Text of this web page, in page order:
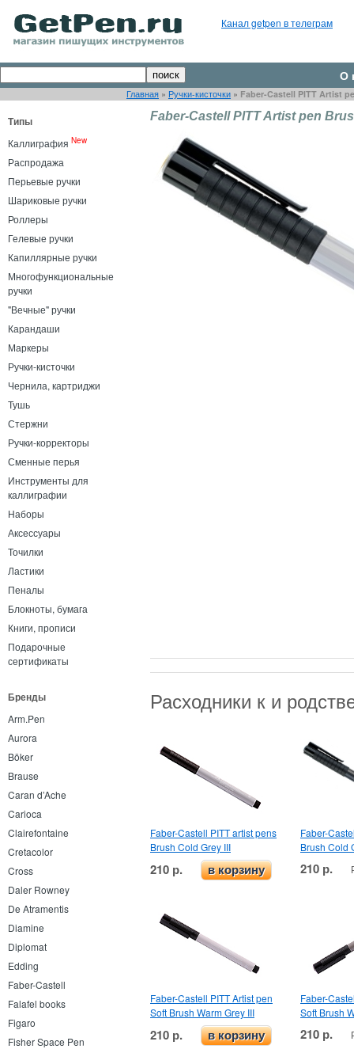
Канал getpen в телеграм
О
Главная » Ручки-кисточки » Faber-Castell PITT Artist
Типы
Каллиграфия New
Распродажа
Перьевые ручки
Шариковые ручки
Роллеры
Гелевые ручки
Капиллярные ручки
Многофункциональные
ручки
"Вечные" ручки
Карандаши
Маркеры
Ручки-кисточки
Чернила, картриджи
Тушь
Стержни
Ручки-корректоры
Сменные перья
Инструменты для
каллиграфии
Наборы
Аксессуары
Точилки
Ластики
Пеналы
Блокноты, бумага
Книги, прописи
Подарочные
сертификаты
Бренды
Arm.Pen
Aurora
Böker
Brause
Caran d’Ache
Carioca
Clairefontaine
Cretacolor
Cross
Daler Rowney
De Atramentis
Diamine
Diplomat
Edding
Faber-Castell
Falafel books
Figaro
Fisher Space Pen
Faber-Castell PITT Artist pen
Расходники к и
Faber-Castell PITT artist pens
Brush Cold Grey III
210 р. в корзину
Faber-
Brush Cold
210 р.
Faber-Castell PITT Artist pen
Soft Brush Warm Grey III
210 р. в корзину
Faber-
Soft Brush
210 р.